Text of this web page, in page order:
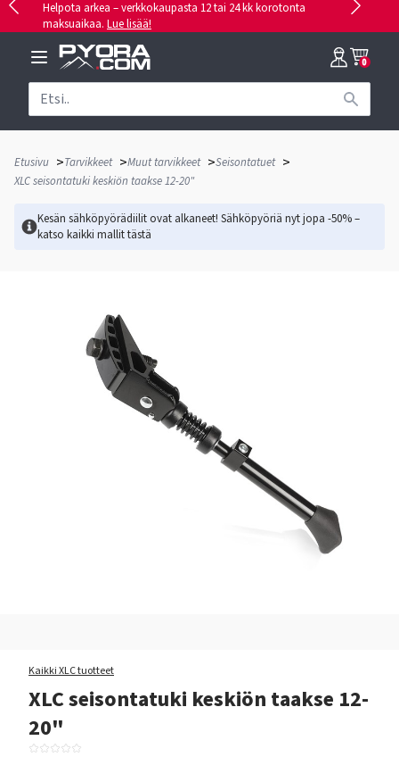
Helpota arkea – verkkokaupasta 12 tai 24 kk korotonta
maksuaikaa. Lue lisää!
0
Etusivu >Tarvikkeet >Muut tarvikkeet >Seisontatuet >
XLC seisontatuki keskiön taakse 12-20"
Kesän sähköpyörädiilit ovat alkaneet! Sähköpyöriä nyt jopa -50% –
katso kaikki mallittästä
Kaikki XLC tuotteet
XLC seisontatuki keskiön taakse 12-
20"